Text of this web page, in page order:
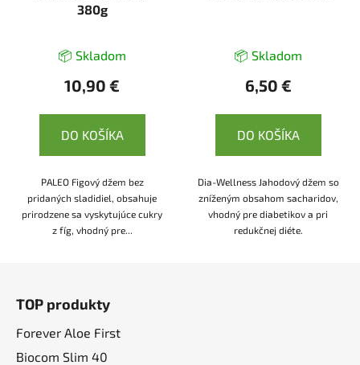
380g
📦 Skladom
10,90 €
DO KOŠÍKA
PALEO Figový džem bez
pridaných sladidiel, obsahuje
prirodzene sa vyskytujúce cukry
z fíg, vhodný pre...
📦 Skladom
6,50 €
DO KOŠÍKA
Dia-Wellness Jahodový džem so
zníženým obsahom sacharidov,
vhodný pre diabetikov a pri
redukčnej diéte.
TOP produkty
Forever Aloe First
Biocom Slim 40